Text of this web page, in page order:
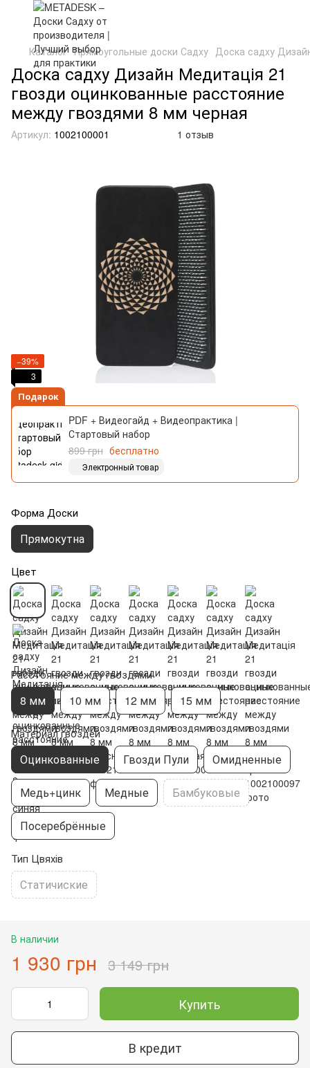
Каталог Прямоугольные доски Садху Доска садху
Доска садху Дизайн Медитація 21
гвозди оцинкованные расстояние
между гвоздями 8 мм черная
Артикул: 1002100001 1 отзыв
−39%
3
Подарок
PDF + Видеогайд + Видеопрактика |
Стартовый набор
899 грн бесплатно
Электронный товар
Форма Доски
Прямокутна
Цвет
Расстояние между гвоздями
8 мм 10 мм 12 мм 15 мм
Материал гвоздей
Оцинкованные Гвозди Пули Омидненные
Медь+цинк Медные Бамбуковые
Посеребрённые
Тип Цвяхів
Статичиские
В наличии
1 930 грн 3 149 грн
Купить
В кредит